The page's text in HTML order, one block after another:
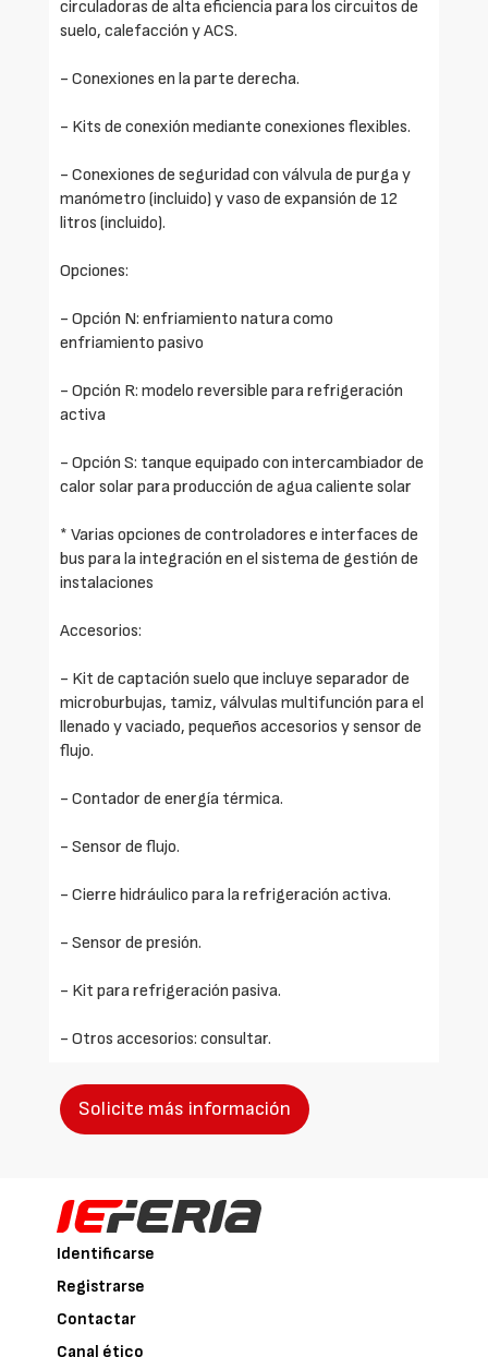
circuladoras de alta eficiencia para los circuitos de
suelo, calefacción y ACS.
- Conexiones en la parte derecha.
- Kits de conexión mediante conexiones flexibles.
- Conexiones de seguridad con válvula de purga y
manómetro (incluido) y vaso de expansión de 12
litros (incluido).
Opciones:
- Opción N: enfriamiento natura como
enfriamiento pasivo
- Opción R: modelo reversible para refrigeración
activa
- Opción S: tanque equipado con intercambiador de
calor solar para producción de agua caliente solar
* Varias opciones de controladores e interfaces de
bus para la integración en el sistema de gestión de
instalaciones
Accesorios:
- Kit de captación suelo que incluye separador de
microburbujas, tamiz, válvulas multifunción para el
llenado y vaciado, pequeños accesorios y sensor de
flujo.
- Contador de energía térmica.
- Sensor de flujo.
- Cierre hidráulico para la refrigeración activa.
- Sensor de presión.
- Kit para refrigeración pasiva.
- Otros accesorios: consultar.
Solicite más información
Identificarse
Registrarse
Contactar
Canal ético